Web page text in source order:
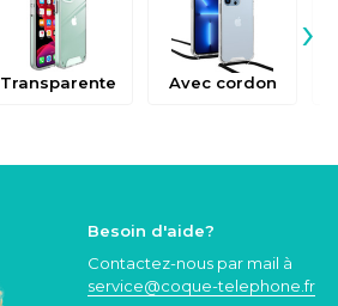
Transparente Avec cordon
›
Besoin d'aide?
Contactez-nous par mail à
service@coque-telephone.fr